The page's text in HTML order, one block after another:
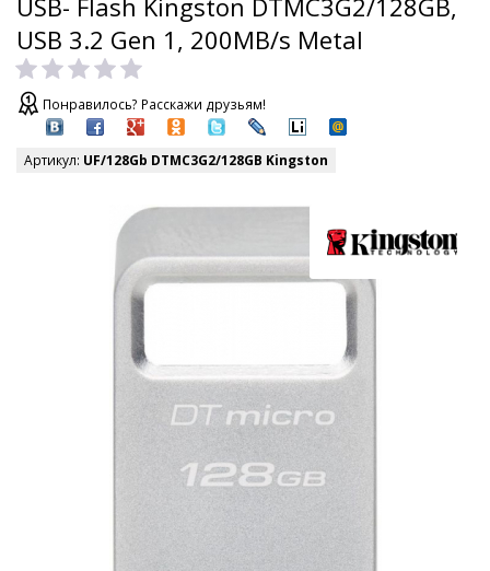
USB- Flash Kingston DTMC3G2/128GB,
USB 3.2 Gen 1, 200MB/s Metal
Понравилось? Расскажи друзьям!
Артикул: UF/128Gb DTMC3G2/128GB Kingston